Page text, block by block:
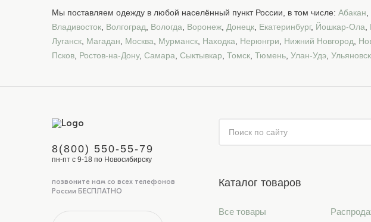
Мы поставляем одежду в любой населённый пункт России, в том числе: Абакан
Владивосток Волгоград Вологда Воронеж Донецк Екатеринбург, Йошкар-Ола
Луганск Магадан Москва Мурманск Находка Нерюнгри Нижний Новгород
Псков Ростов-на-Дону, Самара Сыктывкар Томск Тюмень Улан-Удэ Ульяновск
8(800) 550-55-79
пн-пт с 9-18 по Новосибирску
позвоните нам со всех телефонов
России БЕСПЛАТНО
Каталог товаров
Все товары